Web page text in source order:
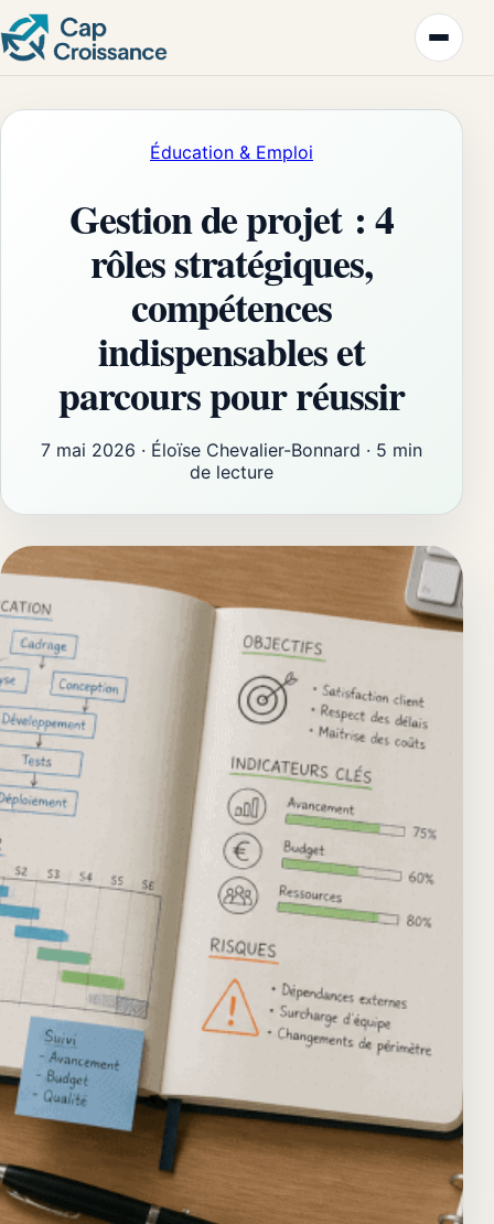
Éducation & Emploi
Gestion de projet : 4
rôles stratégiques,
compétences
indispensables et
parcours pour réussir
7 mai 2026 · Éloïse Chevalier-Bonnard · 5 min
de lecture